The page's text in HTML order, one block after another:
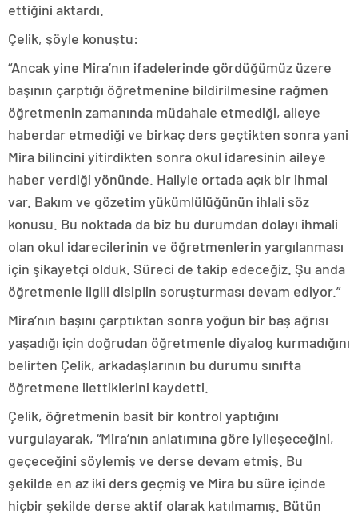
ettiğini aktardı.
Çelik, şöyle konuştu:
“Ancak yine Mira’nın ifadelerinde gördüğümüz üzere
başının çarptığı öğretmenine bildirilmesine rağmen
öğretmenin zamanında müdahale etmediği, aileye
haberdar etmediği ve birkaç ders geçtikten sonra yani
Mira bilincini yitirdikten sonra okul idaresinin aileye
haber verdiği yönünde. Haliyle ortada açık bir ihmal
var. Bakım ve gözetim yükümlülüğünün ihlali söz
konusu. Bu noktada da biz bu durumdan dolayı ihmali
olan okul idarecilerinin ve öğretmenlerin yargılanması
için şikayetçi olduk. Süreci de takip edeceğiz. Şu anda
öğretmenle ilgili disiplin soruşturması devam ediyor.”
Mira’nın başını çarptıktan sonra yoğun bir baş ağrısı
yaşadığı için doğrudan öğretmenle diyalog kurmadığını
belirten Çelik, arkadaşlarının bu durumu sınıfta
öğretmene ilettiklerini kaydetti.
Çelik, öğretmenin basit bir kontrol yaptığını
vurgulayarak, “Mira’nın anlatımına göre iyileşeceğini,
geçeceğini söylemiş ve derse devam etmiş. Bu
şekilde en az iki ders geçmiş ve Mira bu süre içinde
hiçbir şekilde derse aktif olarak katılmamış. Bütün